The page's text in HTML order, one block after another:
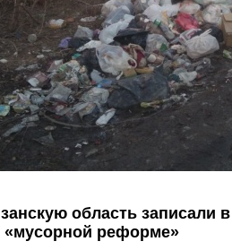
область записали
«мусорной реформе»